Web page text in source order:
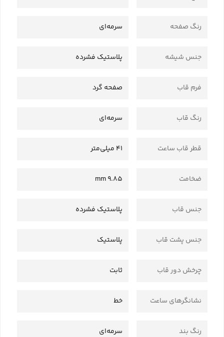
رنگ صفحه سرمه‌ای
جنس شیشه پلاستیک فشرده
فرم قاب صفحه گرد
رنگ قاب سرمه‌ای
قطر قاب ساعت 41 میلی‌متر
ضخامت 9.85 mm
جنس قاب پلاستیک فشرده
جنس پشت قاب پلاستیک
چرخش دور قاب ثابت
نشانگرهای ساعت خط
رنگ بند سرمه‌ای